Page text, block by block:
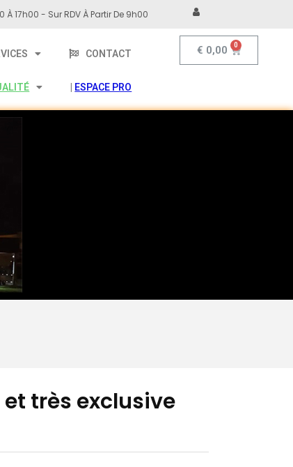
17h00 - Sur RDV À Partir De 9h00
CONTACT
ESPACE PRO
€ 0,00
très exclusive